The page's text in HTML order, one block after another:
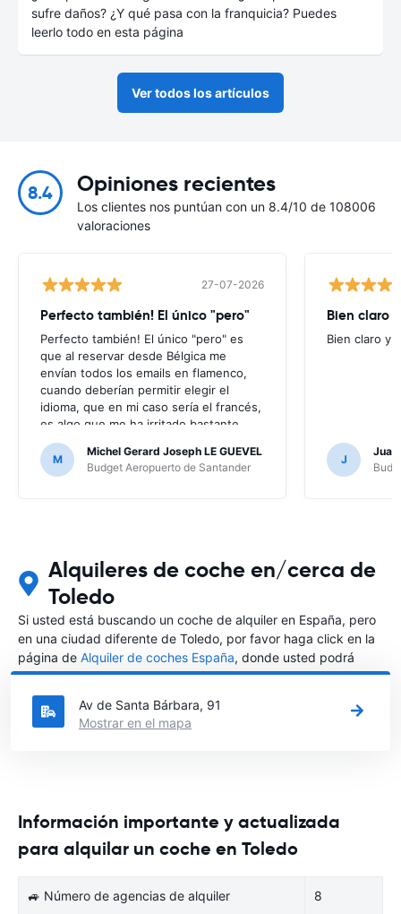
sufre daños? ¿Y qué pasa con la franquicia? Puedes
leerlo todo en esta página
Ver todos los artículos
8.4 Opiniones recientes
Los clientes nos puntúan con un 8.4/10 de 108006
valoraciones
27-07-2026
Perfecto también! El único "pero"
Perfecto también! El único "pero" es
que al reservar desde Bélgica me
envían todos los emails en flamenco,
cuando deberían permitir elegir el
idioma, que en mi caso sería el francés,
es algo que me ha irritado bastante
puesto que no entendía nada de los
mensajes que me enviaban; por suerte
no ha hecho falta, al no haber ningún
M
Michel Gerard Joseph LE GUEVEL
Budget Aeropuerto de Santander
Bien claro
Bien claro y
J
Juan
Alquileres de coche en/cerca de
Toledo
Si usted está buscando un coche de alquiler en España, pero
en una ciudad diferente de Toledo, por favor haga click en la
página de Alquiler de coches España, donde usted podrá
elegir en qué ciudad de España desea alquilar un coche.
Av de Santa Bárbara, 91
Mostrar en el mapa
Información importante y actualizada
para alquilar un coche en Toledo
🚙 Número de agencias de alquiler 8